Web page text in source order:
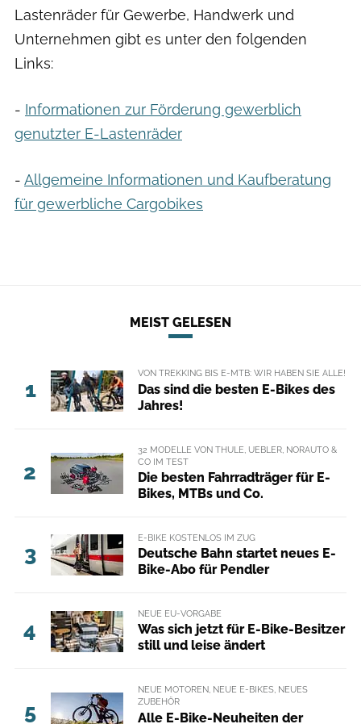
Lastenräder für Gewerbe, Handwerk und
Unternehmen gibt es unter den folgenden
Links:
- Informationen zur Förderung gewerblich
genutzter E-Lastenräder
- Allgemeine Informationen und Kaufberatung
für gewerbliche Cargobikes
MEIST GELESEN
1
VON TREKKING BIS E-MTB: WIR HABEN SIE ALLE!
Das sind die besten E-Bikes des
Jahres!
2
32 MODELLE VON THULE, UEBLER, NORAUTO &
CO IM TEST
Die besten Fahrradträger für E-
Bikes, MTBs und Co.
3
E-BIKE KOSTENLOS IM ZUG
Deutsche Bahn startet neues E-
Bike-Abo für Pendler
4
NEUE EU-VORGABE
Was sich jetzt für E-Bike-Besitzer
still und leise ändert
5
NEUE MOTOREN, NEUE E-BIKES, NEUES
ZUBEHÖR
Alle E-Bike-Neuheiten der